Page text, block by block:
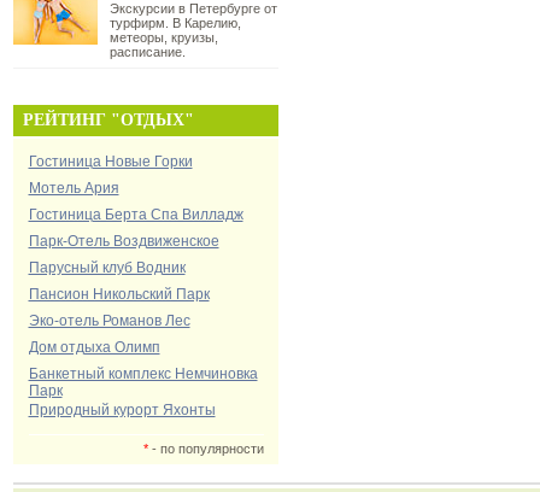
Экскурсии в Петербурге от
турфирм. В Карелию,
метеоры, круизы,
расписание.
РЕЙТИНГ "ОТДЫХ"
Гостиница Новые Горки
Мотель Ария
Гостиница Берта Спа Вилладж
Парк-Отель Воздвиженское
Парусный клуб Водник
Пансион Никольский Парк
Эко-отель Романов Лес
Дом отдыха Олимп
Банкетный комплекс Немчиновка
Парк
Природный курорт Яхонты
*- по популярности